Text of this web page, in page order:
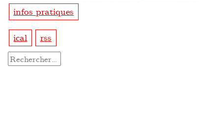
infos pratiques
ical rss
Rechercher :